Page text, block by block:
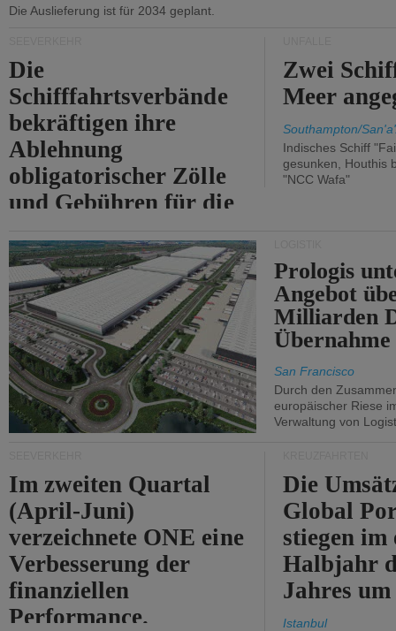
Die Auslieferung ist für 2034 geplant.
Die
Schifffahrtsverbände
bekräftigen ihre
Ablehnung
obligatorischer Zölle
und Gebühren für die
von Hormuz.
Zwei
Meer
Southampton/
Indisches Schiff
gesunken, Houthis
"NCC Wafa"
Prologis
Angebot
Milliarden
Übernahme
San Francisco
Durch den
europäischer Riese
Verwaltung von
Im zweiten Quartal
(April-Juni)
verzeichnete ONE eine
Verbesserung der
finanziellen
Performance.
Die
Global
stiegen im
Halbjahr
Jahres
Istanbul